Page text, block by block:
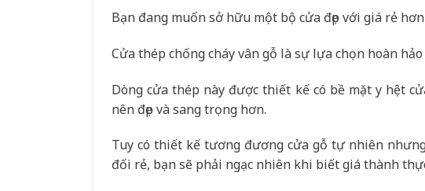
Bạn đang muốn sở hữu một bộ cửa đẹp với giá rẻ
Cửa thép chống cháy vân gỗ là sự lựa chọn hoàn
Dòng cửa thép này được thiết kế có bề mặt y hệt
nên đẹp và sang trọng hơn.
Tuy có thiết kế tương đương cửa gỗ tự nhiên
đối rẻ, bạn sẽ phải ngạc nhiên khi biết giá thành